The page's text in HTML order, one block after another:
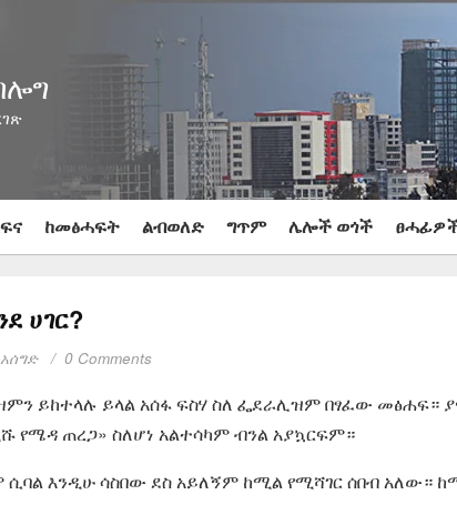
ከመፅሓፍት ልብወለድ ግጥም ሌሎች ወጎች
ሀገር?
0 Comments
ይከተላሉ ይላል አሰፋ ፍስሃ ስለ ፌደራሊዝም በፃፈው መፅሐፍ።
የሜዳ ጠረጋ» ስለሆነ አልተሳካም ብንል አያኳርፍም።
ሲባል እንዲሁ ሳስበው ደስ አይለኝም ከሚል የሚሻገር ሰበብ አለው።